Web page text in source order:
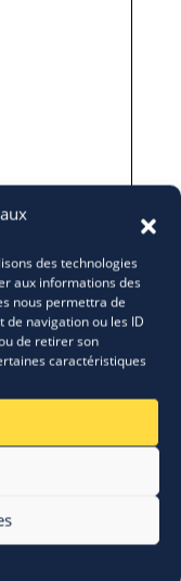
des technologies
aux informations des
nous permettra de
navigation ou les ID
de retirer son
caractéristiques